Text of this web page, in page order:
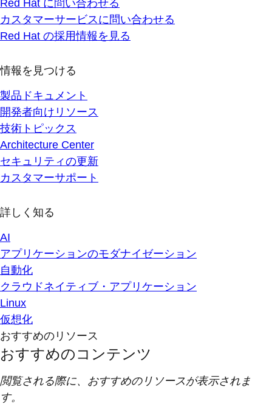
Red Hat に問い合わせる
カスタマーサービスに問い合わせる
Red Hat の採用情報を見る
情報を見つける
製品ドキュメント
開発者向けリソース
技術トピックス
Architecture Center
セキュリティの更新
カスタマーサポート
詳しく知る
AI
アプリケーションのモダナイゼーション
自動化
クラウドネイティブ・アプリケーション
Linux
仮想化
おすすめのリソース
おすすめのコンテンツ
閲覧される際に、おすすめのリソースが表示されま
す。